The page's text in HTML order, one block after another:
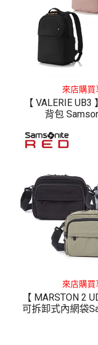
來店購買
【 VALERIE
背包
來店購買
【 MARSTON 2
可拆卸式內網袋